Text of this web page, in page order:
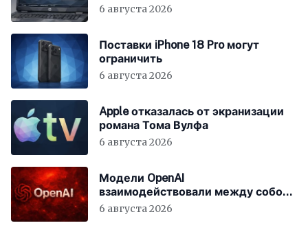
6 августа 2026
Поставки iPhone 18 Pro могут
ограничить
6 августа 2026
Apple отказалась от экранизации
романа Тома Вулфа
6 августа 2026
Модели OpenAI
взаимодействовали между собой
до взлома Hugging Face
6 августа 2026